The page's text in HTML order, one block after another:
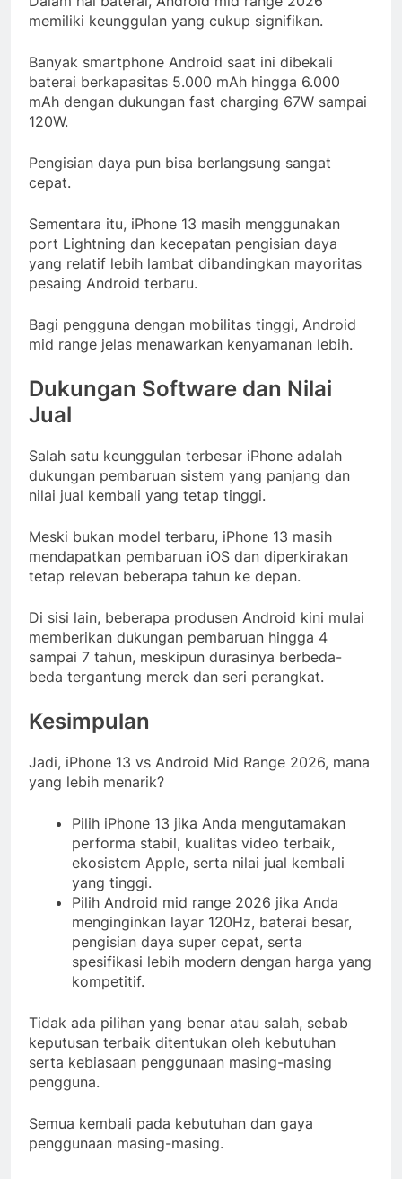
memiliki keunggulan yang cukup signifikan.
Banyak smartphone Android saat ini dibekali
baterai berkapasitas 5.000 mAh hingga 6.000
mAh dengan dukungan fast charging 67W sampai
120W.
Pengisian daya pun bisa berlangsung sangat
cepat.
Sementara itu, iPhone 13 masih menggunakan
port Lightning dan kecepatan pengisian daya
yang relatif lebih lambat dibandingkan mayoritas
pesaing Android terbaru.
Bagi pengguna dengan mobilitas tinggi, Android
mid range jelas menawarkan kenyamanan lebih.
Dukungan Software dan Nilai
Jual
Salah satu keunggulan terbesar iPhone adalah
dukungan pembaruan sistem yang panjang dan
nilai jual kembali yang tetap tinggi.
Meski bukan model terbaru, iPhone 13 masih
mendapatkan pembaruan iOS dan diperkirakan
tetap relevan beberapa tahun ke depan.
Di sisi lain, beberapa produsen Android kini mulai
memberikan dukungan pembaruan hingga 4
sampai 7 tahun, meskipun durasinya berbeda-
beda tergantung merek dan seri perangkat.
Kesimpulan
Jadi, iPhone 13 vs Android Mid Range 2026, mana
yang lebih menarik?
Pilih iPhone 13 jika Anda mengutamakan
performa stabil, kualitas video terbaik,
ekosistem Apple, serta nilai jual kembali
yang tinggi.
Pilih Android mid range 2026 jika Anda
menginginkan layar 120Hz, baterai besar,
pengisian daya super cepat, serta
spesifikasi lebih modern dengan harga yang
kompetitif.
Tidak ada pilihan yang benar atau salah, sebab
keputusan terbaik ditentukan oleh kebutuhan
serta kebiasaan penggunaan masing-masing
pengguna.
Semua kembali pada kebutuhan dan gaya
penggunaan masing-masing.